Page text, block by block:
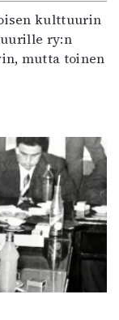
kulttuurin
ry:n
mutta toinen